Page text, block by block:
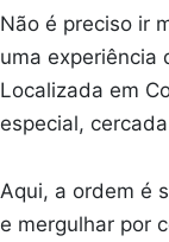
Não é preciso ir
uma experiência
Localizada em
especial,
Aqui, a ordem é
e mergulhar por